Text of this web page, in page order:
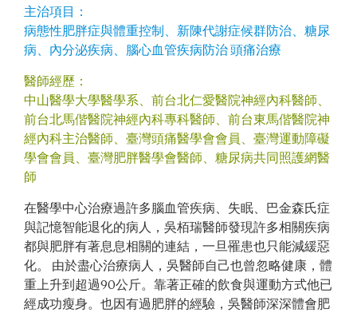
主治項目：
病態性肥胖症與體重控制、新陳代謝症候群防治、糖尿
病、內分泌疾病、腦心血管疾病防治 頭痛治療
醫師經歷：
中山醫學大學醫學系、前台北仁愛醫院神經內科醫師、
前台北馬偕醫院神經內科專科醫師、前台東馬偕醫院神
經內科主治醫師、臺灣頭痛醫學會會員、臺灣運動障礙
學會會員、臺灣肥胖醫學會醫師、糖尿病共同照護網醫
師
在醫學中心治療過許多腦血管疾病、失眠、巴金森氏症
與記憶智能退化的病人，吳栢瑞醫師發現許多相關疾病
都與肥胖有著息息相關的連結，一旦罹患也只能減緩惡
化。 由於盡心治療病人，吳醫師自己也曾忽略健康，體
重上升到超過90公斤。靠著正確的飲食與運動方式他已
經成功瘦身。也因有過肥胖的經驗，吳醫師深深體會肥